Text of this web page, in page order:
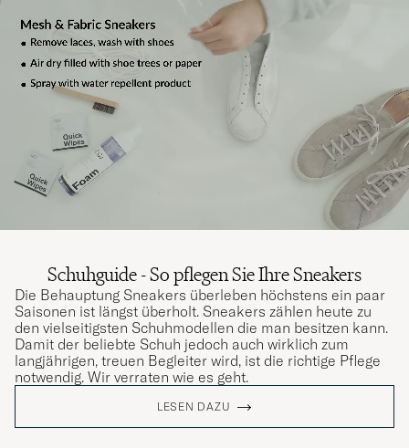
Schuhguide - So pflegen Sie Ihre Sneakers
Die Behauptung Sneakers überleben höchstens ein paar
Saisonen ist längst überholt. Sneakers zählen heute zu
den vielseitigsten Schuhmodellen die man besitzen kann.
Damit der beliebte Schuh jedoch auch wirklich zum
langjährigen, treuen Begleiter wird, ist die richtige Pflege
notwendig. Wir verraten wie es geht.
LESEN DAZU